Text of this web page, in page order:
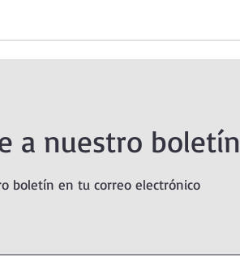
a nuestro boletín
boletín en tu correo electrónico